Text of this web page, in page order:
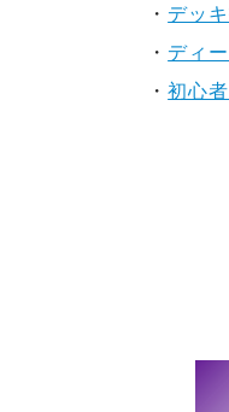
・ デッ
・ ディ
・初心